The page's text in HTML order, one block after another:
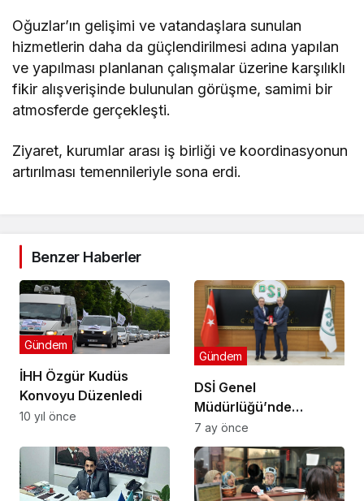
Oğuzlar’ın gelişimi ve vatandaşlara sunulan
hizmetlerin daha da güçlendirilmesi adına yapılan
ve yapılması planlanan çalışmalar üzerine karşılıklı
fikir alışverişinde bulunulan görüşme, samimi bir
atmosferde gerçekleşti.
Ziyaret, kurumlar arası iş birliği ve koordinasyonun
artırılması temennileriyle sona erdi.
Benzer Haberler
İHH Özgür Kudüs
Konvoyu Düzenledi
Gündem
10 yıl önce
DSİ Genel
Müdürlüğü’nde
Sungurlu İçin Önemli
Görüşme
Gündem
7 ay önce